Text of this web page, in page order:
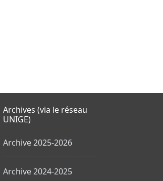
Archives (via le réseau
UNIGE)
Archive 2025-2026
Archive 2024-2025